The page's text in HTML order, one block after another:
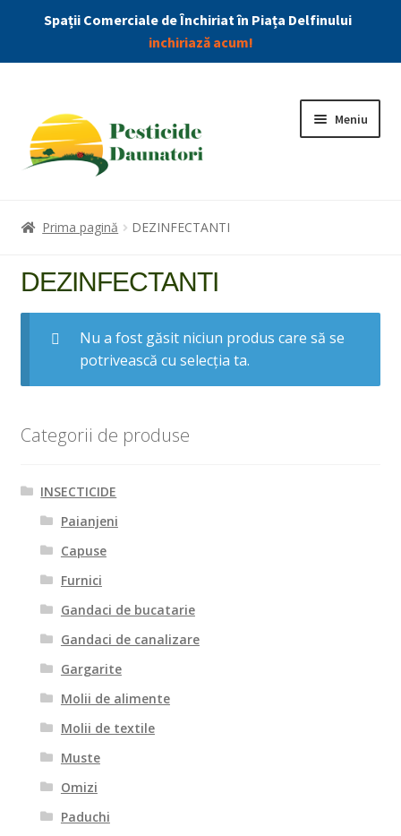
Spații Comerciale de Închiriat în Piața Delfinului
inchiriază acum!
Meniu
Dezinfectanti
Raticide-Rodenticide
Contact
Prima pagină DEZINFECTANTI
DEZINFECTANTI
Nu a fost găsit niciun produs care să se
potrivească cu selecția ta.
Categorii de produse
INSECTICIDE
Paianjeni
Capuse
Furnici
Gandaci de bucatarie
Gandaci de canalizare
Gargarite
Molii de alimente
Molii de textile
Muste
Omizi
Paduchi